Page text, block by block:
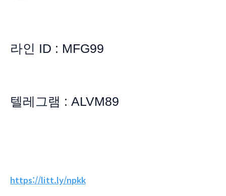
라인 ID : MFG99
텔레그램 : ALVM89
https://litt.ly/npkk